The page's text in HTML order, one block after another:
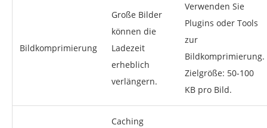
Bildkomprimierung
Große Bilder
können die
Ladezeit
erheblich
verlängern.
Verwenden Sie
Plugins oder Tools
zur
Bildkomprimierung.
Zielgröße: 50-100
KB pro Bild.
Caching